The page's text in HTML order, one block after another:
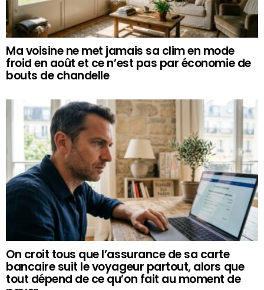
Ma voisine ne met jamais sa clim en mode
froid en août et ce n’est pas par économie de
bouts de chandelle
On croit tous que l’assurance de sa carte
bancaire suit le voyageur partout, alors que
tout dépend de ce qu’on fait au moment de